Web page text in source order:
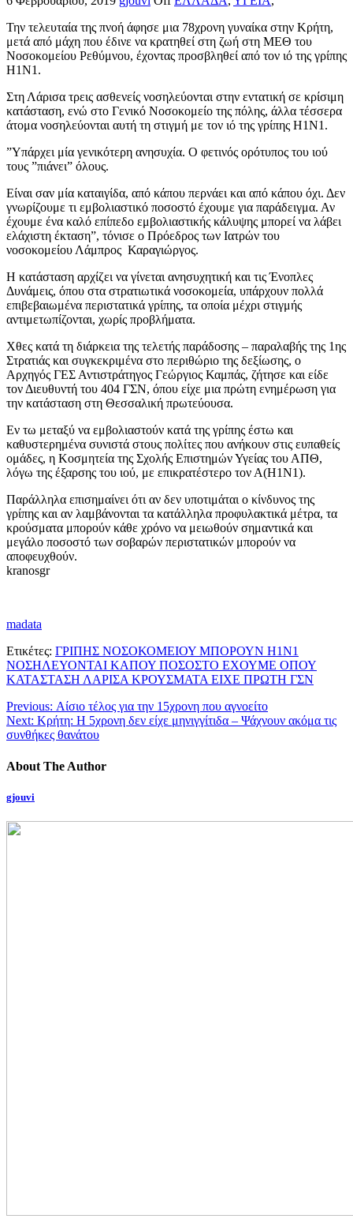
Την τελευταία της πνοή άφησε μια 78χρονη γυναίκα στην Κρήτη,
μετά από μάχη που έδινε να κρατηθεί στη ζωή στη ΜΕΘ του
Νοσοκομείου Ρεθύμνου, έχοντας προσβληθεί από τον ιό της γρίπης
Η1Ν1.
Στη Λάρισα τρεις ασθενείς νοσηλεύονται στην εντατική σε κρίσιμη
κατάσταση, ενώ στο Γενικό Νοσοκομείο της πόλης, άλλα τέσσερα
άτομα νοσηλεύονται αυτή τη στιγμή με τον ιό της γρίπης Η1Ν1.
”Υπάρχει μία γενικότερη ανησυχία. Ο φετινός ορότυπος του ιού
τους ”πιάνει” όλους.
Είναι σαν μία καταιγίδα, από κάπου περνάει και από κάπου όχι. Δεν
γνωρίζουμε τι εμβολιαστικό ποσοστό έχουμε για παράδειγμα. Αν
έχουμε ένα καλό επίπεδο εμβολιαστικής κάλυψης μπορεί να λάβει
ελάχιστη έκταση”, τόνισε ο Πρόεδρος των Ιατρών του
νοσοκομείου Λάμπρος Καραγιώργος.
Η κατάσταση αρχίζει να γίνεται ανησυχητική και τις Ένοπλες
Δυνάμεις, όπου στα στρατιωτικά νοσοκομεία, υπάρχουν πολλά
επιβεβαιωμένα περιστατικά γρίπης, τα οποία μέχρι στιγμής
αντιμετωπίζονται, χωρίς προβλήματα.
Χθες κατά τη διάρκεια της τελετής παράδοσης – παραλαβής της 1ης
Στρατιάς και συγκεκριμένα στο περιθώριο της δεξίωσης, ο
Αρχηγός ΓΕΣ Αντιστράτηγος Γεώργιος Καμπάς, ζήτησε και είδε
τον Διευθυντή του 404 ΓΣΝ, όπου είχε μια πρώτη ενημέρωση για
την κατάσταση στη Θεσσαλική πρωτεύουσα.
Εν τω μεταξύ να εμβολιαστούν κατά της γρίπης έστω και
καθυστερημένα συνιστά στους πολίτες που ανήκουν στις ευπαθείς
ομάδες, η Κοσμητεία της Σχολής Επιστημών Υγείας του ΑΠΘ,
λόγω της έξαρσης του ιού, με επικρατέστερο τον Α(Η1Ν1).
Παράλληλα επισημαίνει ότι αν δεν υποτιμάται ο κίνδυνος της
γρίπης και αν λαμβάνονται τα κατάλληλα προφυλακτικά μέτρα, τα
κρούσματα μπορούν κάθε χρόνο να μειωθούν σημαντικά και
μεγάλο ποσοστό των σοβαρών περιστατικών μπορούν να
αποφευχθούν.
kranosgr
madata
Ετικέτες: ΓΡΙΠΗΣ ΝΟΣΟΚΟΜΕΙΟΥ ΜΠΟΡΟΥΝ Η1Ν1
ΝΟΣΗΛΕΥΟΝΤΑΙ ΚΑΠΟΥ ΠΟΣΟΣΤΟ ΕΧΟΥΜΕ ΟΠΟΥ
ΚΑΤΑΣΤΑΣΗ ΛΑΡΙΣΑ ΚΡΟΥΣΜΑΤΑ ΕΙΧΕ ΠΡΩΤΗ ΓΣΝ
Previous: Αίσιο τέλος για την 15χρονη που αγνοείτο
Next: Κρήτη: Η 5χρονη δεν είχε μηνιγγίτιδα – Ψάχνουν ακόμα τις
συνθήκες θανάτου
About The Author
gjouvi